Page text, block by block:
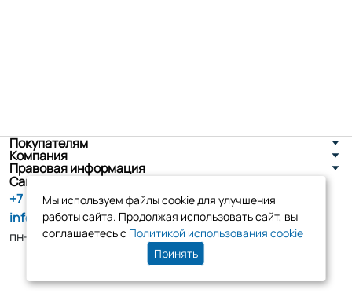
Покупателям
Компания
Правовая информация
Санкт-Петербург, ул. Новоселов д. 8
+7 (800) 555-86-90
info@tk-elko.ru
пн-пт, 10:00 - 18:00
Мы используем файлы cookie для улучшения
работы сайта. Продолжая использовать сайт, вы
соглашаетесь с Политикой использования cookie
Принять